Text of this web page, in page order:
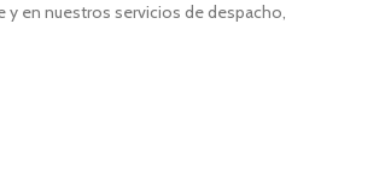
en nuestros servicios de despacho,